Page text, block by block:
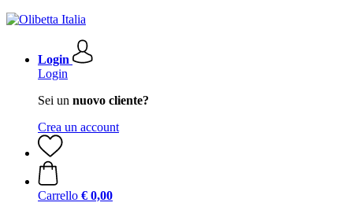
Login
Login
Sei un nuovo cliente?
Crea un account
Carrello € 0,00